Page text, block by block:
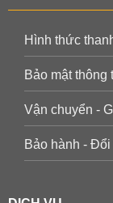
Hình thức
Bảo mật thông
Vận chuyển -
Bảo hành - Đổi